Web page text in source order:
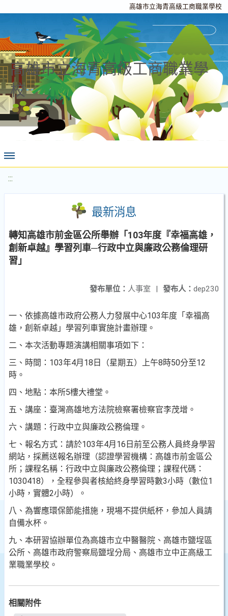
高雄市立海青高級工商職業學校
高雄市立海青高級工商職業學
校
:::
最新消息
轉知高雄市前金區公所舉辦「103年度『幸福高雄，
創新卓越』學習列車─行政中立與廉政公務倫理研
習」
發布人： dep230
發布單位： 人事室 |
一、依據高雄市政府公務人力發展中心103年度「幸福高
雄， 創新卓越」學習列車實施計畫辦理。
二、本次活動專題演講相關事項如下：
三、時間：103年4月18日（星期五）上午8時50分至12
時。
四、地點：本所5樓大禮堂。
五、講座：臺灣高雄地方法院檢察署檢察官李茂增。
六、講題：行政中立與廉政公務倫理。
七、報名方式：請於103年4月16日前至公務人員終身學習
網站 ，採薦送報名辦理（認證學習機構：高雄市前金區公
所； 課程名稱：行政中立與廉政公務倫理；課程代碼：
1030418），全程參與者核給終身學習時數3小時（數位1
小時， 實體2小時）。
八、為響應環保節能措施，現場不提供紙杯，參加人員請
自備水杯。
九、本研習協辦單位為高雄市立中醫醫院、高雄市鹽埕區
公所 、高雄市政府警察局鹽埕分局、高雄市立中正高級工
業職業學校。
相關附件